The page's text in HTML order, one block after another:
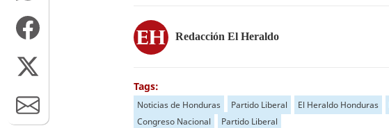
Redacción El Heraldo
Tags:
Noticias de Honduras Partido Liberal El Heraldo Honduras
Congreso Nacional
Partido Liberal